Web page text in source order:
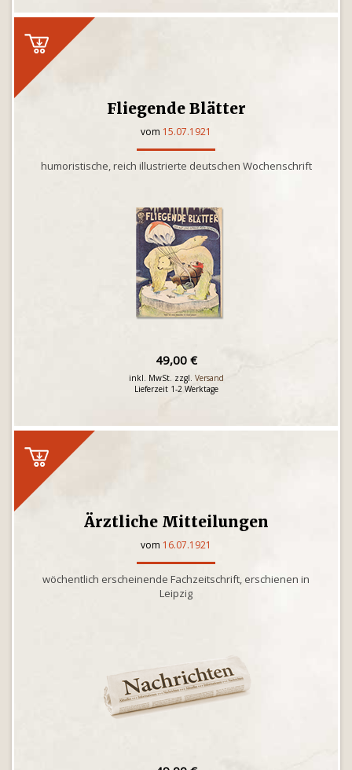
Fliegende Blätter
vom 15.07.1921
humoristische, reich illustrierte deutschen Wochenschrift
49,00 €
inkl. MwSt. zzgl. Versand
Lieferzeit 1-2 Werktage
Ärztliche Mitteilungen
vom 16.07.1921
wöchentlich erscheinende Fachzeitschrift, erschienen in
Leipzig